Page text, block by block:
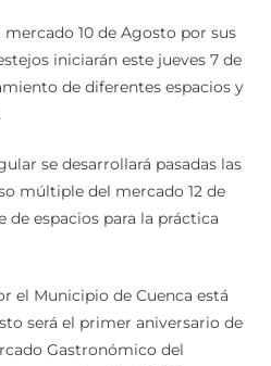
10 de Agosto por sus
iniciarán este jueves 7 de
de diferentes espacios y
se desarrollará pasadas las
múltiple del mercado 12 de
de espacios para la práctica
el Municipio de Cuenca está
será el primer aniversario de
Gastronómico del